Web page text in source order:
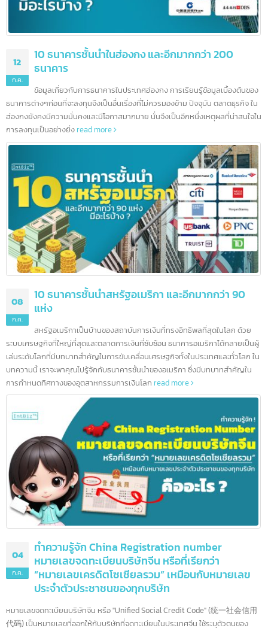
12 10 ธนาคารชั้นนำในฮ่องกง และอีกมากกว่า 200
ธนาคาร
ข้อมูลเกี่ยวกับการธนาคารในประเทศฮ่องกง การเรียนรู้ข้อมูลเบื้องต้นข
ธนาคารต่างๆก่อนที่จะลงทุนจึงเป็นอื่นเรื่องที่ไม่ควรมองข้าม ปัจจุบัน ตลาดธุรกิจ
ฮ่องกงยังคงมีความมั่นคงและมีโอกาสมากมาย นั่นจึงเป็นอีกหนึ่งเหตุผลที่น่าสนใ
การลงทุนเป็นอย่างยิ่งread more
08
10 ธนาคารชั้นนำสหรัฐอเมริกา และอีกมากกว่า 90
แห่ง
สหรัฐอเมริกาเป็นบ้านของสถาบันการเงินที่ทรงอิทธิพลที่สุดในโลก ด้วย
ระบบเศรษฐกิจที่ใหญ่ที่สุดและตลาดการเงินที่ซับซ้อน ธนาคารอเมริกาได้กลายเป็
เล่นระดับโลกที่มีบทบาทสำคัญในการขับเคลื่อนเศรษฐกิจทั้งในประเทศและทั่วโลก
บทความนี้ เราจะพาคุณไปรู้จักกับธนาคารชั้นนำของอเมริกา ซึ่งมีบทบาทสำคัญใน
การกำหนดทิศทางของอุตสาหกรรมการเงินโลกread more